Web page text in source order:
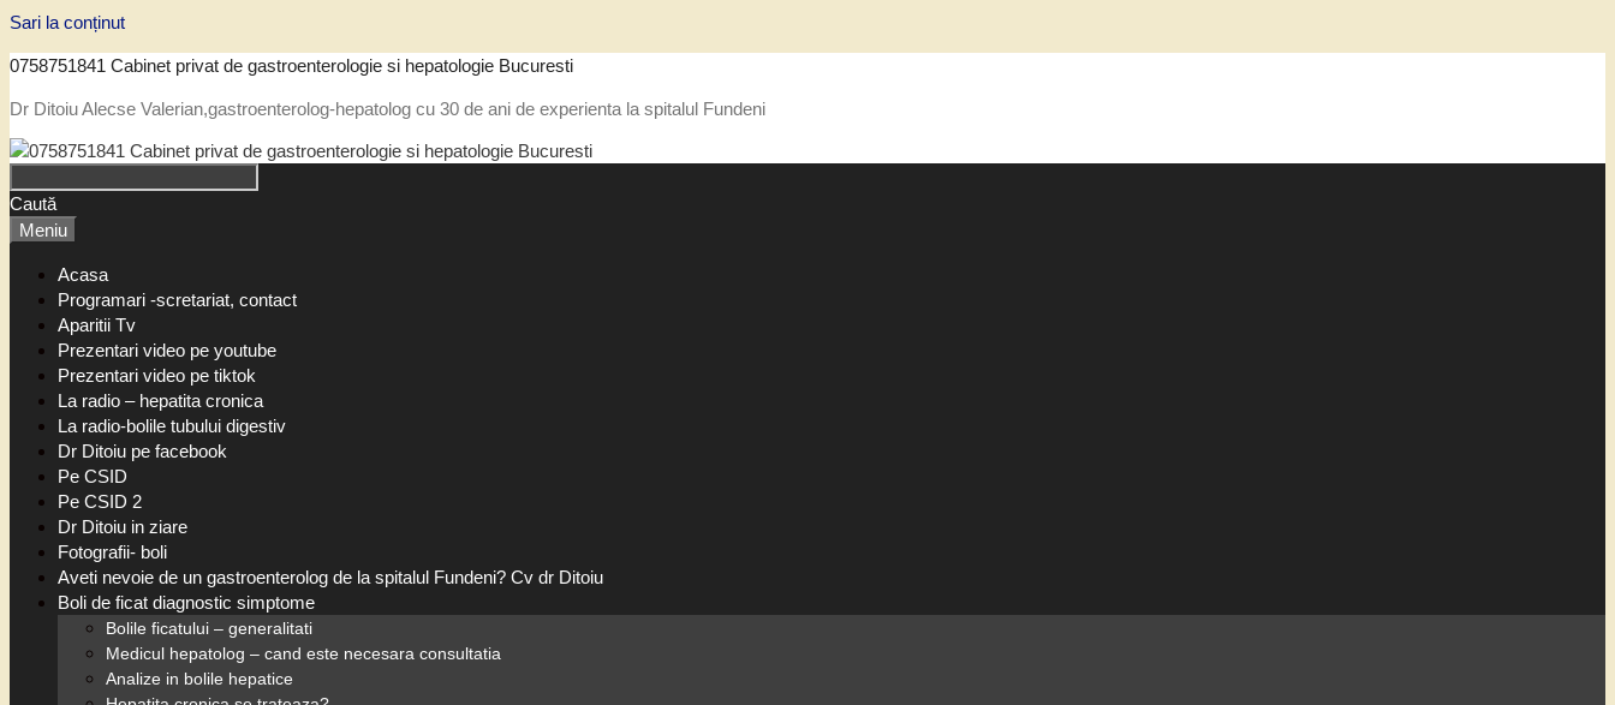
Sari la conținut
0758751841 Cabinet privat de gastroenterologie si hepatologie Bucuresti
Dr Ditoiu Alecse Valerian,gastroenterolog-hepatolog cu 30 de ani de experienta la spitalul Fundeni
Caută
Meniu
Acasa
Programari -scretariat, contact
Aparitii Tv
Prezentari video pe youtube
Prezentari video pe tiktok
La radio – hepatita cronica
La radio-bolile tubului digestiv
Dr Ditoiu pe facebook
Pe CSID
Pe CSID 2
Dr Ditoiu in ziare
Fotografii- boli
Aveti nevoie de un gastroenterolog de la spitalul Fundeni? Cv dr Ditoiu
Boli de ficat diagnostic simptome
Bolile ficatului – generalitati
Medicul hepatolog – cand este necesara consultatia
Analize in bolile hepatice